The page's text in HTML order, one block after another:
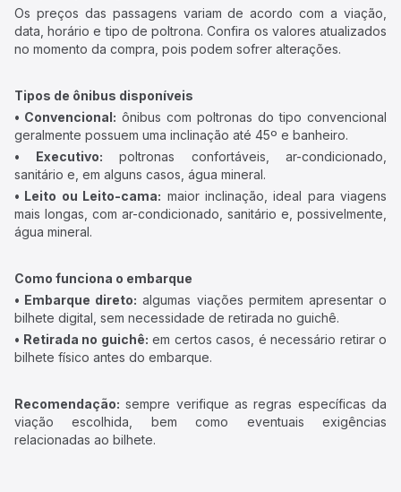
Os preços das passagens variam de acordo com a viação,
data, horário e tipo de poltrona. Confira os valores atualizados
no momento da compra, pois podem sofrer alterações.
Tipos de ônibus disponíveis
• Convencional: ônibus com poltronas do tipo convencional
geralmente possuem uma inclinação até 45º e banheiro.
• Executivo: poltronas confortáveis, ar-condicionado,
sanitário e, em alguns casos, água mineral.
• Leito ou Leito-cama: maior inclinação, ideal para viagens
mais longas, com ar-condicionado, sanitário e, possivelmente,
água mineral.
Como funciona o embarque
• Embarque direto: algumas viações permitem apresentar o
bilhete digital, sem necessidade de retirada no guichê.
• Retirada no guichê: em certos casos, é necessário retirar o
bilhete físico antes do embarque.
Recomendação: sempre verifique as regras específicas da
viação escolhida, bem como eventuais exigências
relacionadas ao bilhete.